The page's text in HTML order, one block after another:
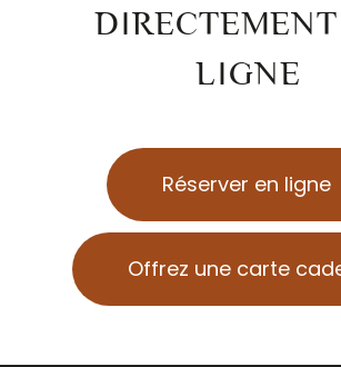
LIGNE
Réserver en ligne
Offrez une carte